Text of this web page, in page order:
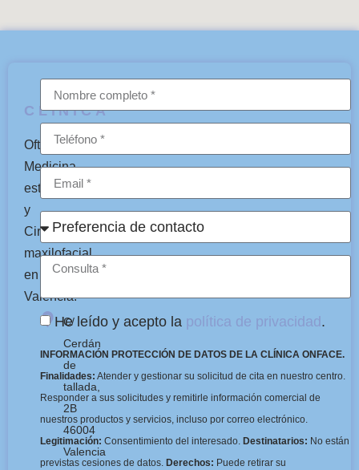
CLÍNICA
Oftalmología,
Medicina
estética
y
Cirugía
maxilofacial
en
Valencia.
C/
Cerdán
de
tallada,
2B
46004
Valencia
He leído y acepto la política de privacidad .
INFORMACIÓN PROTECCIÓN DE DATOS DE LA CLÍNICA ONFACE.
Finalidades: Atender y gestionar su solicitud de cita en nuestro centro.
Responder a sus solicitudes y remitirle información comercial de
nuestros productos y servicios, incluso por correo electrónico.
Legitimación: Consentimiento del interesado. Destinatarios: No están
previstas cesiones de datos. Derechos: Puede retirar su